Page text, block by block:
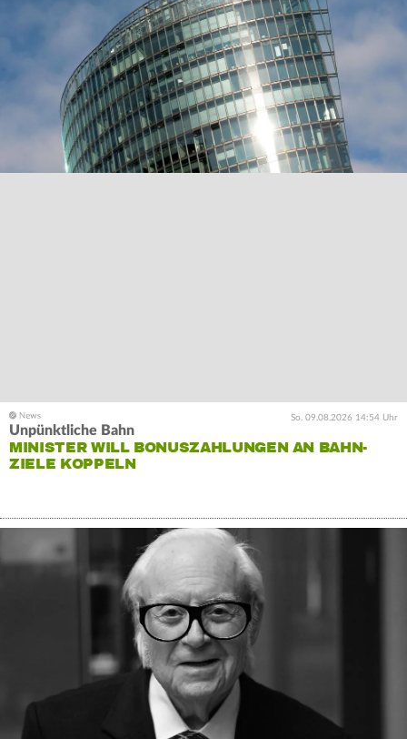
So. 09.08.2026 14:54 Uhr
Unpünktliche Bahn
MINISTER WILL BONUSZAHLUNGEN AN BAHN-
ZIELE KOPPELN